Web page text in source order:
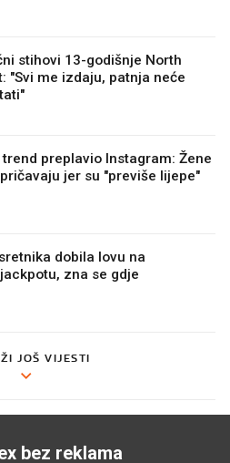
stihovi 13-godišnje North
"Svi me izdaju, patnja neće
trend preplavio Instagram: Žene
jer su "previše lijepe"
dobila lovu na
zna se gdje
JOŠ VIJESTI
bez reklama